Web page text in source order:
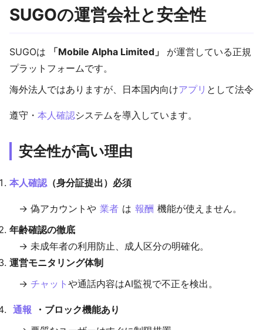
SUGOの運営会社と安全性
SUGOは 「Mobile Alpha Limited」
が運営している正規
プラットフォームです。
海外法人ではありますが、日本国内向けアプリ として法令
遵守・ 本人確認システムを導入しています。
安全性が高い理由
本人確認 （身分証提出）必須
→ 偽アカウントや 業者 は 報酬 機能が使えません。
年齢確認の徹底
→ 未成年者の利用防止、成人区分の明確化。
運営モニタリング体制
→ チャット や通話内容はAI監視で不正を検出。
通報
・ブロック機能あり